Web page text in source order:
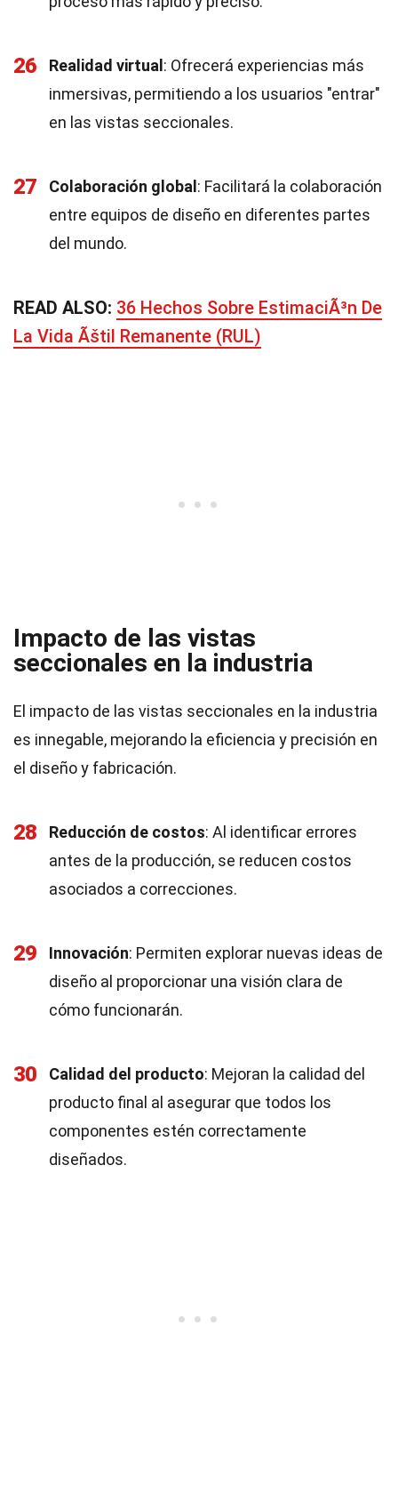
26 Realidad virtual : Ofrecerá experiencias más
inmersivas, permitiendo a los usuarios "entrar"
en las vistas seccionales.
27 Colaboración global : Facilitará la colaboración
entre equipos de diseño en diferentes partes
del mundo.
READ ALSO: 36 Hechos Sobre EstimaciÃ³n De
La Vida Ãštil Remanente (RUL)
Impacto de las vistas
seccionales en la industria
El impacto de las vistas seccionales en la industria
es innegable, mejorando la eficiencia y precisión en
el diseño y fabricación.
28 Reducción de costos: Al identificar errores
antes de la producción, se reducen costos
asociados a correcciones.
29 Innovación: Permiten explorar nuevas ideas de
diseño al proporcionar una visión clara de
cómo funcionarán.
30 Calidad del producto: Mejoran la calidad del
producto final al asegurar que todos los
componentes estén correctamente
diseñados.